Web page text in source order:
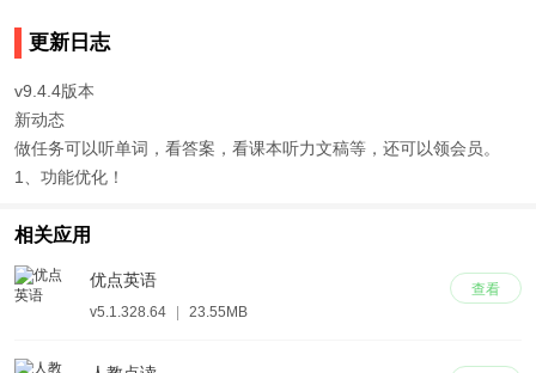
更新日志
v9.4.4版本
新动态
做任务可以听单词，看答案，看课本听力文稿等，还可以领会员。
1、功能优化！
相关应用
查看
优点英语
v5.1.328.64 23.55MB